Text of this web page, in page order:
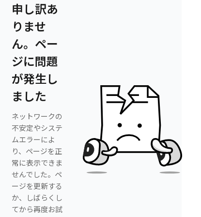
申し訳あ
りませ
ん。ペー
ジに問題
が発生し
ました
ネットワークの
不安定やシステ
ムエラーによ
り、ページを正
常に表示できま
せんでした。ペ
ージを更新する
か、しばらくし
てから再度お試